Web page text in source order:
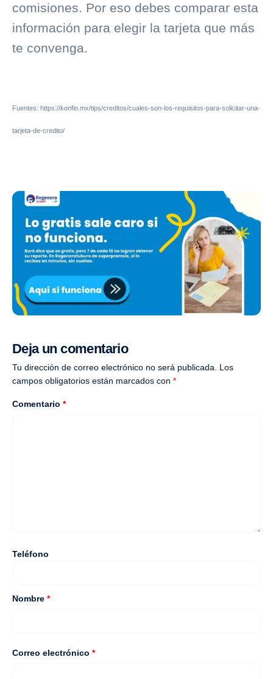
comisiones. Por eso debes comparar esta
información para elegir la tarjeta que más
te convenga.
Fuentes: https://konfio.mx/tips/creditos/cuales-son-los-requisitos-para-solicitar-una-
tarjeta-de-credito/
Deja un comentario
Tu dirección de correo electrónico no será publicada.
Los
campos obligatorios están marcados con *
Comentario *
Teléfono
Nombre *
Correo electrónico *